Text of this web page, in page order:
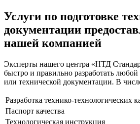
Услуги по подготовке
документации
нашей компанией
Эксперты нашего центра «НТД
быстро и правильно разработать
или технической документации. В
Разработка технико-технологических
Паспорт качества
Технологическая инструкция